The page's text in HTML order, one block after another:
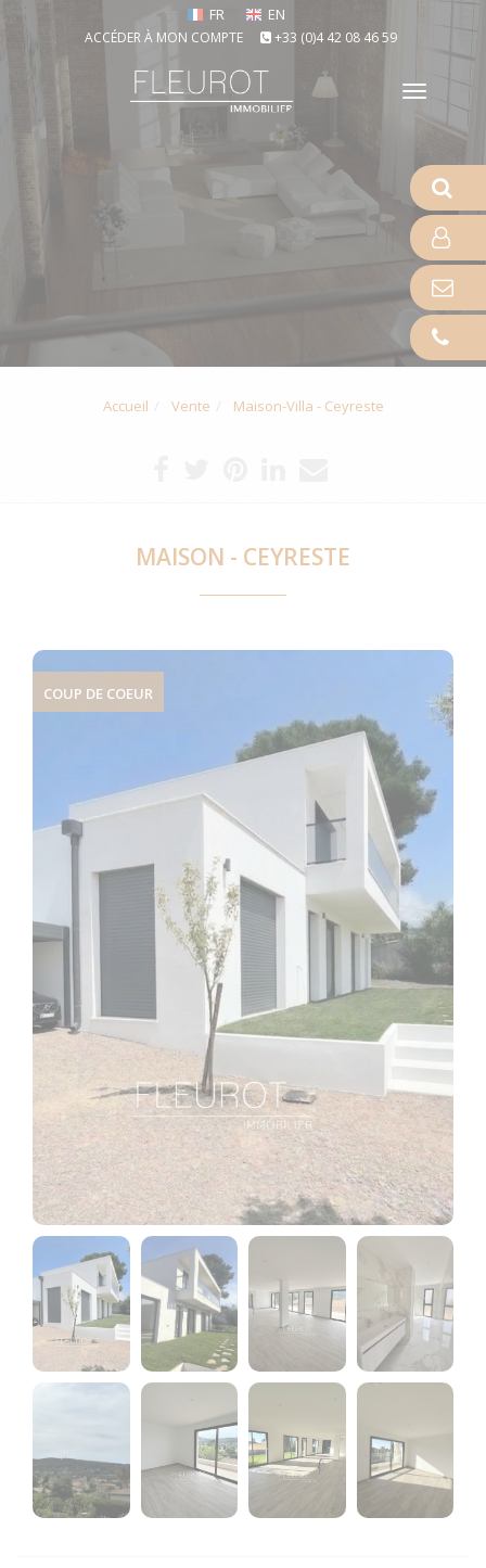
FR EN
ACCÉDER À MON COMPTE +33 (0)4 42 08 46 59
Toggle
Accueil Vente Maison-Villa - Ceyreste
MAISON - CEYRESTE
COUP DE COEUR